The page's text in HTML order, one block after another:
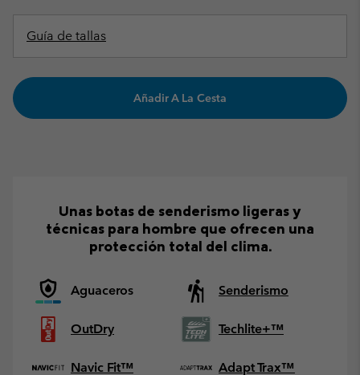
Guía de tallas
Añadir A La Cesta
Unas botas de senderismo ligeras y
técnicas para hombre que ofrecen una
protección total del clima.
Aguaceros Senderismo
OutDry Techlite+™
Navic Fit™ Adapt Trax™